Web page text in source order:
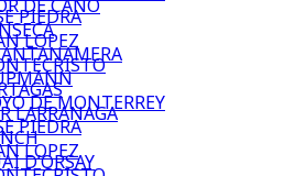
PIEDRA
LOPEZ
LARRANAGA
D’ORSAY
DE CANO
DE MONTERREY
PIEDRA
LOPEZ